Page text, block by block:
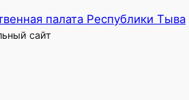
палата Республики Тыва
сайт